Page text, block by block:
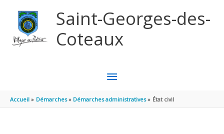
Saint-Georges-des-
Coteaux
MENU
PRINCIPAL
Accueil Démarches Démarches administratives État civil